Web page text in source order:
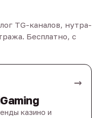
TG-каналов, нутра-
Бесплатно, с
→
казино и